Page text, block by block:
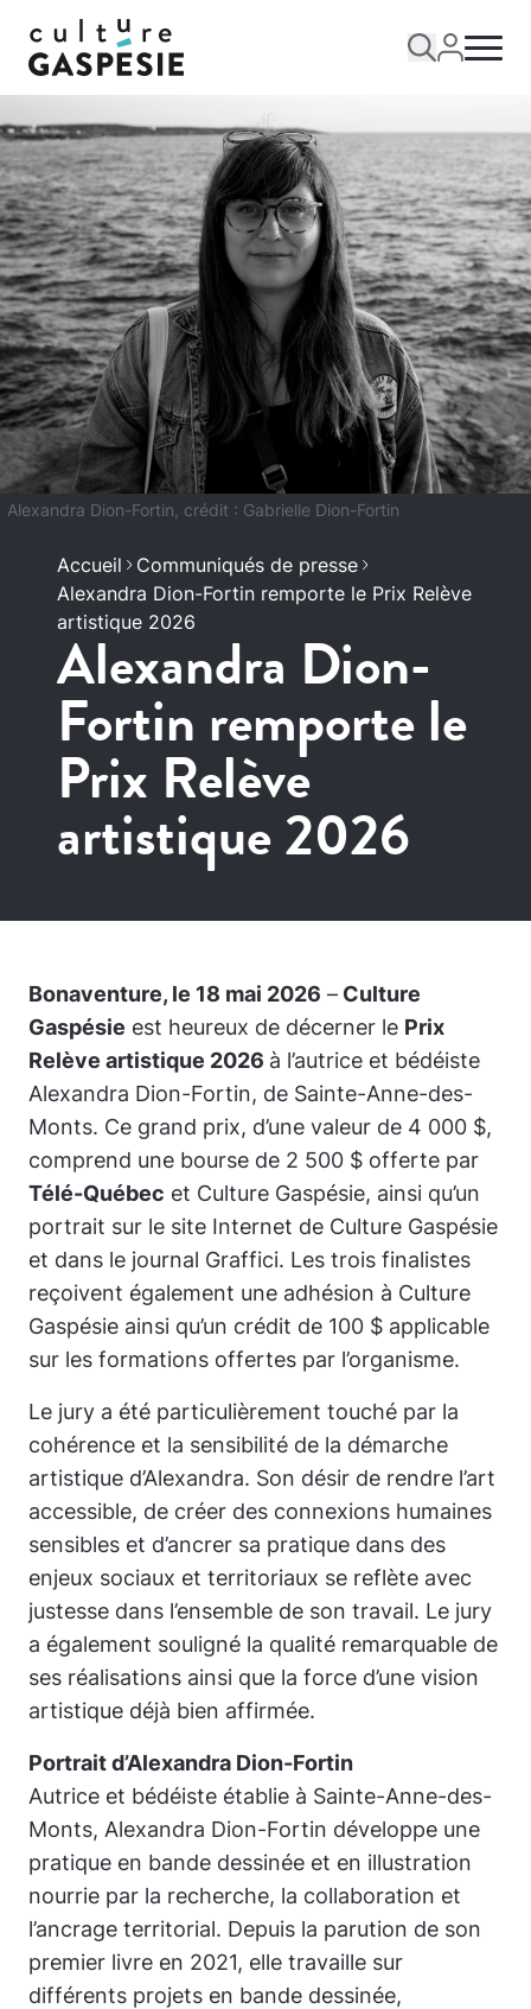
Alexandra Dion-Fortin, crédit : Gabrielle Dion-Fortin
Accueil
Communiqués de presse
Alexandra Dion-Fortin remporte le Prix Relève
artistique 2026
Alexandra Dion-
Fortin remporte le
Prix Relève
artistique 2026
Bonaventure, le 18 mai 2026 – Culture
Gaspésie est heureux de décerner le Prix
Relève artistique 2026 à l’autrice et bédéiste
Alexandra Dion-Fortin, de Sainte-Anne-des-
Monts. Ce grand prix, d’une valeur de 4 000 $,
comprend une bourse de 2 500 $ offerte par
Télé-Québec et Culture Gaspésie, ainsi qu’un
portrait sur le site Internet de Culture Gaspésie
et dans le journal Graffici. Les trois finalistes
reçoivent également une adhésion à Culture
Gaspésie ainsi qu’un crédit de 100 $ applicable
sur les formations offertes par l’organisme.
Le jury a été particulièrement touché par la
cohérence et la sensibilité de la démarche
artistique d’Alexandra. Son désir de rendre l’art
accessible, de créer des connexions humaines
sensibles et d’ancrer sa pratique dans des
enjeux sociaux et territoriaux se reflète avec
justesse dans l’ensemble de son travail. Le jury
a également souligné la qualité remarquable de
ses réalisations ainsi que la force d’une vision
artistique déjà bien affirmée.
Portrait d’Alexandra Dion-Fortin
Autrice et bédéiste établie à Sainte-Anne-des-
Monts, Alexandra Dion-Fortin développe une
pratique en bande dessinée et en illustration
nourrie par la recherche, la collaboration et
l’ancrage territorial. Depuis la parution de son
premier livre en 2021, elle travaille sur
différents projets en bande dessinée,